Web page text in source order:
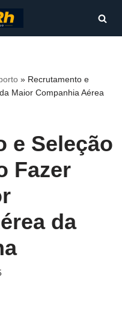
» Recrutamento e
Maior Companhia Aérea
e Seleção
Fazer
da